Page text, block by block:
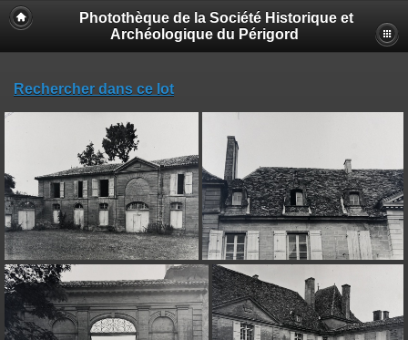
Photothèque de la Société Historique et
Archéologique du Périgord
Rechercher dans ce lot